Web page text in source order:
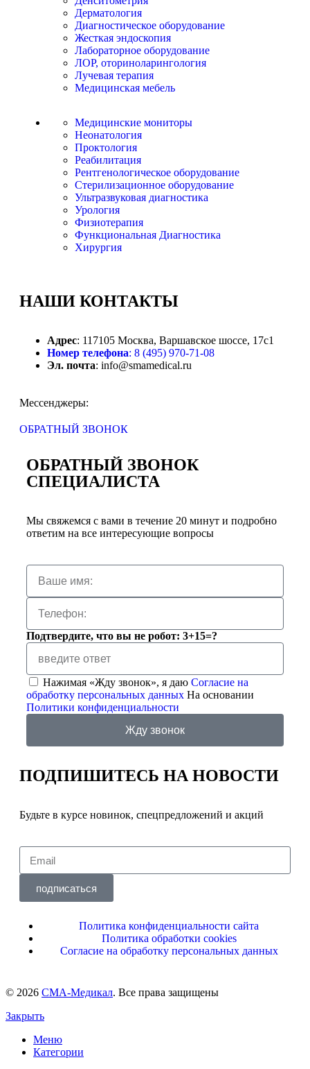
Дерматология
Диагностическое оборудование
Жесткая эндоскопия
Лабораторное оборудование
ЛОР, оториноларингология
Лучевая терапия
Медицинская мебель
Медицинские мониторы
Неонатология
Проктология
Реабилитация
Рентгенологическое оборудование
Стерилизационное оборудование
Ультразвуковая диагностика
Урология
Физиотерапия
Функциональная Диагностика
Хирургия
НАШИ КОНТАКТЫ
Адрес: 117105 Москва, Варшавское шоссе, 17с1
Номер телефона: 8 (495) 970-71-08
Эл. почта: info@smamedical.ru
Мессенджеры:
ОБРАТНЫЙ ЗВОНОК
ОБРАТНЫЙ ЗВОНОК
СПЕЦИАЛИСТА
Мы свяжемся с вами в течение 20 минут и подробно
ответим на все интересующие вопросы
Подтвердите, что вы не робот: 3+15=?
Нажимая «Жду звонок», я даю Согласие на
обработку персональных данных На основании
Политики конфиденциальности
Жду звонок
ПОДПИШИТЕСЬ НА НОВОСТИ
Будьте в курсе новинок, спецпредложений и акций
подписаться
Политика конфиденциальности сайта
Политика обработки cookies
Согласие на обработку персональных данных
© 2026 СМА-Медикал. Все права защищены
Закрыть
Меню
Категории